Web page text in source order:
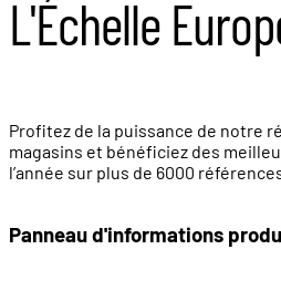
L'Échelle
Profitez de la puissance de notre
magasins et bénéficiez des
l’année sur plus de 6000
Panneau d'informations